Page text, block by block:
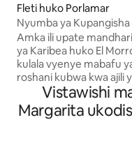
Fleti huko Porlamar
Nyumba ya
Bliss
Amka ili upate
ya Karibea huko El
kulala vyenye mabafu
roshani kubwa kwa ajili
kokteli, mabwawa 2,
saa 24 na maegesho 2
yaliyofunikwa. Hatua
Vistawishi
Margarita